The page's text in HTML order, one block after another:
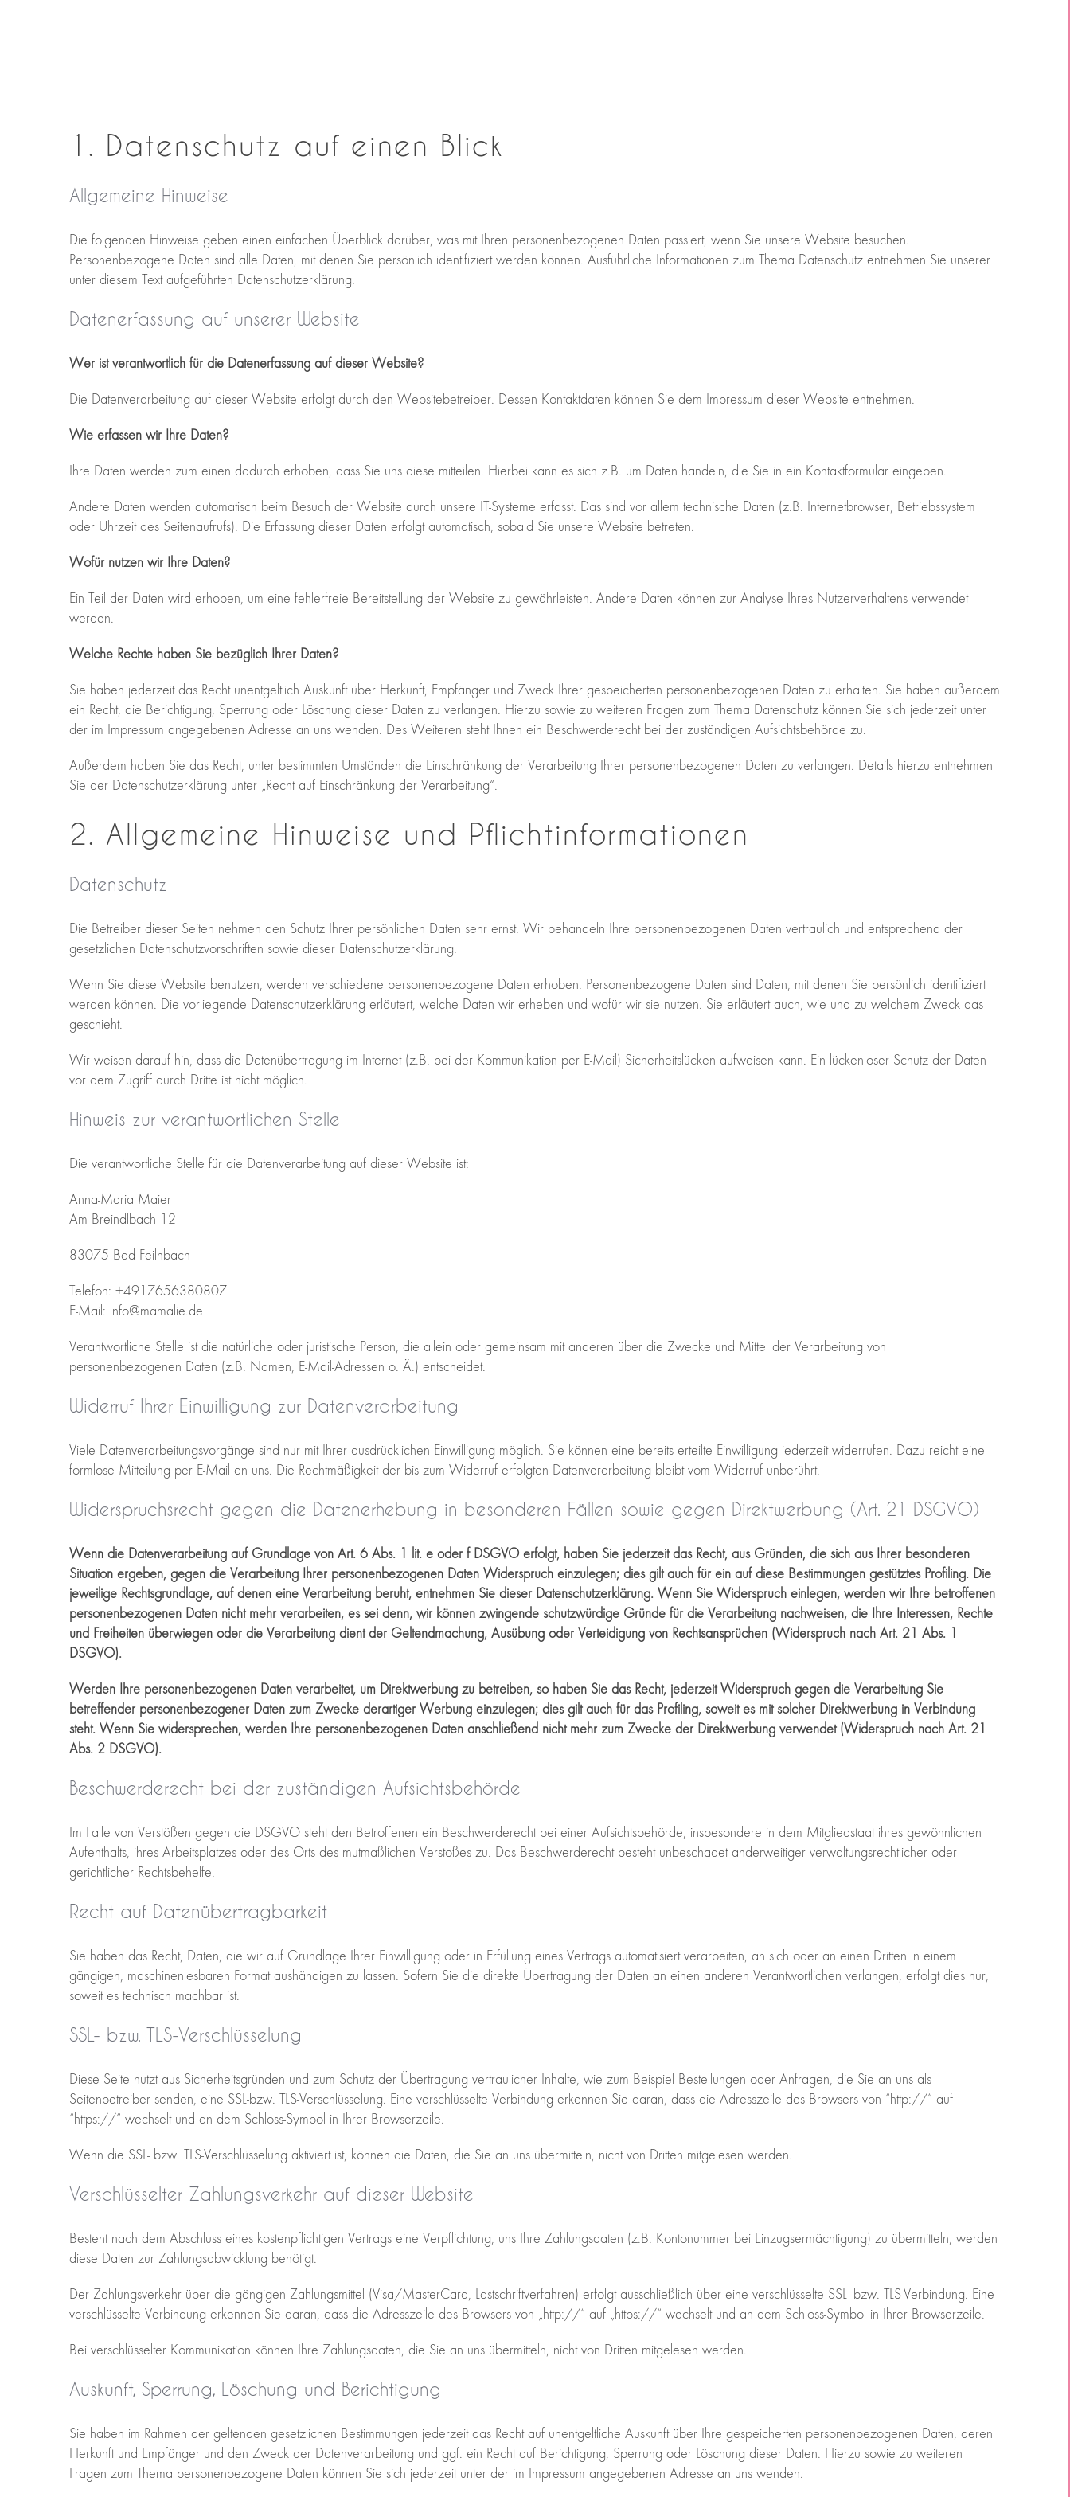
1. Datenschutz auf einen Blick
Allgemeine Hinweise
Die folgenden Hinweise geben einen einfachen Überblick darüber, was mit Ihren personenbezogenen Daten passiert, wenn Sie unsere Website besuchen.
Personenbezogene Daten sind alle Daten, mit denen Sie persönlich identifiziert werden können. Ausführliche Informationen zum Thema Datenschutz entnehmen Sie unserer
unter diesem Text aufgeführten Datenschutzerklärung.
Datenerfassung auf unserer Website
Wer ist verantwortlich für die Datenerfassung auf dieser Website?
Die Datenverarbeitung auf dieser Website erfolgt durch den Websitebetreiber. Dessen Kontaktdaten können Sie dem Impressum dieser Website entnehmen.
Wie erfassen wir Ihre Daten?
Ihre Daten werden zum einen dadurch erhoben, dass Sie uns diese mitteilen. Hierbei kann es sich z.B. um Daten handeln, die Sie in ein Kontaktformular eingeben.
Andere Daten werden automatisch beim Besuch der Website durch unsere IT-Systeme erfasst. Das sind vor allem technische Daten (z.B. Internetbrowser, Betriebssystem
oder Uhrzeit des Seitenaufrufs). Die Erfassung dieser Daten erfolgt automatisch, sobald Sie unsere Website betreten.
Wofür nutzen wir Ihre Daten?
Ein Teil der Daten wird erhoben, um eine fehlerfreie Bereitstellung der Website zu gewährleisten. Andere Daten können zur Analyse Ihres Nutzerverhaltens verwendet
werden.
Welche Rechte haben Sie bezüglich Ihrer Daten?
Sie haben jederzeit das Recht unentgeltlich Auskunft über Herkunft, Empfänger und Zweck Ihrer gespeicherten personenbezogenen Daten zu erhalten. Sie haben außerdem
ein Recht, die Berichtigung, Sperrung oder Löschung dieser Daten zu verlangen. Hierzu sowie zu weiteren Fragen zum Thema Datenschutz können Sie sich jederzeit unter
der im Impressum angegebenen Adresse an uns wenden. Des Weiteren steht Ihnen ein Beschwerderecht bei der zuständigen Aufsichtsbehörde zu.
Außerdem haben Sie das Recht, unter bestimmten Umständen die Einschränkung der Verarbeitung Ihrer personenbezogenen Daten zu verlangen. Details hierzu entnehmen
Sie der Datenschutzerklärung unter „Recht auf Einschränkung der Verarbeitung“.
2. Allgemeine Hinweise und Pflichtinformationen
Datenschutz
Die Betreiber dieser Seiten nehmen den Schutz Ihrer persönlichen Daten sehr ernst. Wir behandeln Ihre personenbezogenen Daten vertraulich und entsprechend der
gesetzlichen Datenschutzvorschriften sowie dieser Datenschutzerklärung.
Wenn Sie diese Website benutzen, werden verschiedene personenbezogene Daten erhoben. Personenbezogene Daten sind Daten, mit denen Sie persönlich identifiziert
werden können. Die vorliegende Datenschutzerklärung erläutert, welche Daten wir erheben und wofür wir sie nutzen. Sie erläutert auch, wie und zu welchem Zweck das
geschieht.
Wir weisen darauf hin, dass die Datenübertragung im Internet (z.B. bei der Kommunikation per E-Mail) Sicherheitslücken aufweisen kann. Ein lückenloser Schutz der Daten
vor dem Zugriff durch Dritte ist nicht möglich.
Hinweis zur verantwortlichen Stelle
Die verantwortliche Stelle für die Datenverarbeitung auf dieser Website ist:
Anna-Maria Maier
Am Breindlbach 12
83075 Bad Feilnbach
Telefon: +4917656380807
E-Mail: info@mamalie.de
Verantwortliche Stelle ist die natürliche oder juristische Person, die allein oder gemeinsam mit anderen über die Zwecke und Mittel der Verarbeitung von
personenbezogenen Daten (z.B. Namen, E-Mail-Adressen o. Ä.) entscheidet.
Widerruf Ihrer Einwilligung zur Datenverarbeitung
Viele Datenverarbeitungsvorgänge sind nur mit Ihrer ausdrücklichen Einwilligung möglich. Sie können eine bereits erteilte Einwilligung jederzeit widerrufen. Dazu reicht eine
formlose Mitteilung per E-Mail an uns. Die Rechtmäßigkeit der bis zum Widerruf erfolgten Datenverarbeitung bleibt vom Widerruf unberührt.
Widerspruchsrecht gegen die Datenerhebung in besonderen Fällen sowie gegen Direktwerbung (Art. 21 DSGVO)
Wenn die Datenverarbeitung auf Grundlage von Art. 6 Abs. 1 lit. e oder f DSGVO erfolgt, haben Sie jederzeit das Recht, aus Gründen, die sich aus Ihrer besonderen
Situation ergeben, gegen die Verarbeitung Ihrer personenbezogenen Daten Widerspruch einzulegen; dies gilt auch für ein auf diese Bestimmungen gestütztes Profiling. Die
jeweilige Rechtsgrundlage, auf denen eine Verarbeitung beruht, entnehmen Sie dieser Datenschutzerklärung. Wenn Sie Widerspruch einlegen, werden wir Ihre betroffenen
personenbezogenen Daten nicht mehr verarbeiten, es sei denn, wir können zwingende schutzwürdige Gründe für die Verarbeitung nachweisen, die Ihre Interessen, Rechte
und Freiheiten überwiegen oder die Verarbeitung dient der Geltendmachung, Ausübung oder Verteidigung von Rechtsansprüchen (Widerspruch nach Art. 21 Abs. 1
DSGVO).
Werden Ihre personenbezogenen Daten verarbeitet, um Direktwerbung zu betreiben, so haben Sie das Recht, jederzeit Widerspruch gegen die Verarbeitung Sie
betreffender personenbezogener Daten zum Zwecke derartiger Werbung einzulegen; dies gilt auch für das Profiling, soweit es mit solcher Direktwerbung in Verbindung
steht. Wenn Sie widersprechen, werden Ihre personenbezogenen Daten anschließend nicht mehr zum Zwecke der Direktwerbung verwendet (Widerspruch nach Art. 21
Abs. 2 DSGVO).
Beschwerderecht bei der zuständigen Aufsichtsbehörde
Im Falle von Verstößen gegen die DSGVO steht den Betroffenen ein Beschwerderecht bei einer Aufsichtsbehörde, insbesondere in dem Mitgliedstaat ihres gewöhnlichen
Aufenthalts, ihres Arbeitsplatzes oder des Orts des mutmaßlichen Verstoßes zu. Das Beschwerderecht besteht unbeschadet anderweitiger verwaltungsrechtlicher oder
gerichtlicher Rechtsbehelfe.
Recht auf Datenübertragbarkeit
Sie haben das Recht, Daten, die wir auf Grundlage Ihrer Einwilligung oder in Erfüllung eines Vertrags automatisiert verarbeiten, an sich oder an einen Dritten in einem
gängigen, maschinenlesbaren Format aushändigen zu lassen. Sofern Sie die direkte Übertragung der Daten an einen anderen Verantwortlichen verlangen, erfolgt dies nur,
soweit es technisch machbar ist.
SSL- bzw. TLS-Verschlüsselung
Diese Seite nutzt aus Sicherheitsgründen und zum Schutz der Übertragung vertraulicher Inhalte, wie zum Beispiel Bestellungen oder Anfragen, die Sie an uns als
Seitenbetreiber senden, eine SSL-bzw. TLS-Verschlüsselung. Eine verschlüsselte Verbindung erkennen Sie daran, dass die Adresszeile des Browsers von “http://” auf
“https://” wechselt und an dem Schloss-Symbol in Ihrer Browserzeile.
Wenn die SSL- bzw. TLS-Verschlüsselung aktiviert ist, können die Daten, die Sie an uns übermitteln, nicht von Dritten mitgelesen werden.
Verschlüsselter Zahlungsverkehr auf dieser Website
Besteht nach dem Abschluss eines kostenpflichtigen Vertrags eine Verpflichtung, uns Ihre Zahlungsdaten (z.B. Kontonummer bei Einzugsermächtigung) zu übermitteln, werden
diese Daten zur Zahlungsabwicklung benötigt.
Der Zahlungsverkehr über die gängigen Zahlungsmittel (Visa/MasterCard, Lastschriftverfahren) erfolgt ausschließlich über eine verschlüsselte SSL- bzw. TLS-Verbindung. Eine
verschlüsselte Verbindung erkennen Sie daran, dass die Adresszeile des Browsers von „http://“ auf „https://“ wechselt und an dem Schloss-Symbol in Ihrer Browserzeile.
Bei verschlüsselter Kommunikation können Ihre Zahlungsdaten, die Sie an uns übermitteln, nicht von Dritten mitgelesen werden.
Auskunft, Sperrung, Löschung und Berichtigung
Sie haben im Rahmen der geltenden gesetzlichen Bestimmungen jederzeit das Recht auf unentgeltliche Auskunft über Ihre gespeicherten personenbezogenen Daten, deren
Herkunft und Empfänger und den Zweck der Datenverarbeitung und ggf. ein Recht auf Berichtigung, Sperrung oder Löschung dieser Daten. Hierzu sowie zu weiteren
Fragen zum Thema personenbezogene Daten können Sie sich jederzeit unter der im Impressum angegebenen Adresse an uns wenden.